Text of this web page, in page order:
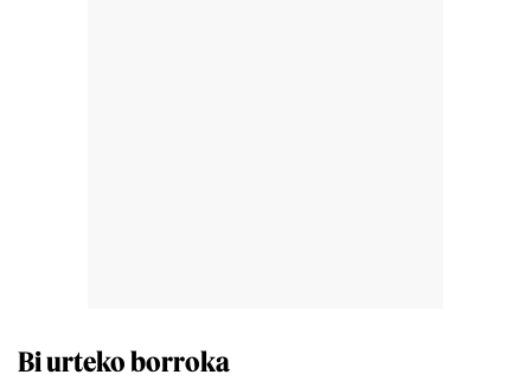
Bi urteko borroka